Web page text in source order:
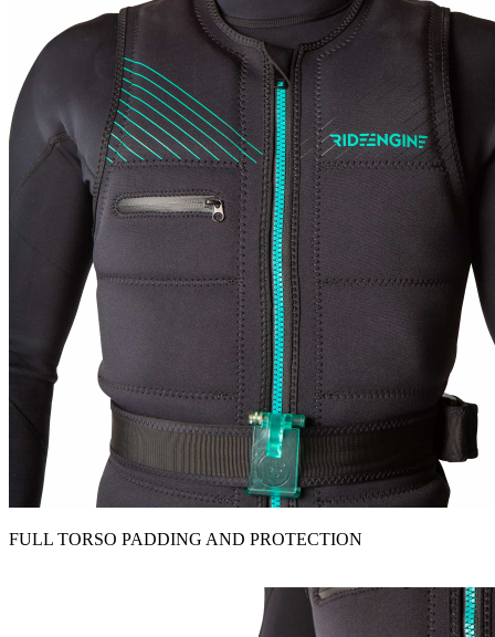
FULL TORSO PADDING AND PROTECTION